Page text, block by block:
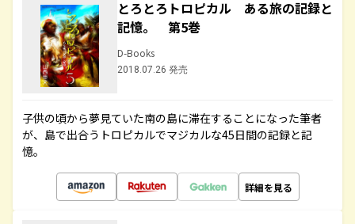
とろとろトロピカル ある旅の記録と
記憶。 第5巻
D-Books
2018.07.26 発売
子供の頃から夢見ていた南の島に滞在することになった筆者
が、島で出合うトロピカルでマジカルな45日間の記録と記
憶。
詳細を見る